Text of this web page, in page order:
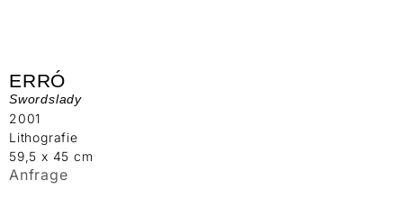
ERRÓ
Swordslady
2001
Lithografie
59,5 x 45 cm
Anfrage